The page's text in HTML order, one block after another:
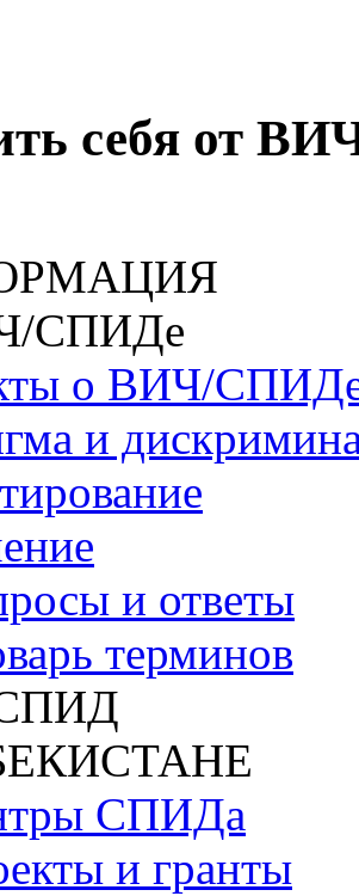
себя от
СПИДе
о ВИЧ/
и
и ответы
терминов
СПИДа
и гранты